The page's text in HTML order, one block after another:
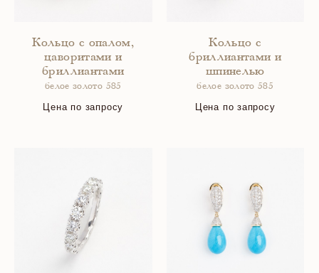
Кольцо с опалом,
цаворитами и
бриллиантами
белое золото 585
Цена по запросу
Кольцо с
бриллиантами и
шпинелью
белое золото 585
Цена по запросу